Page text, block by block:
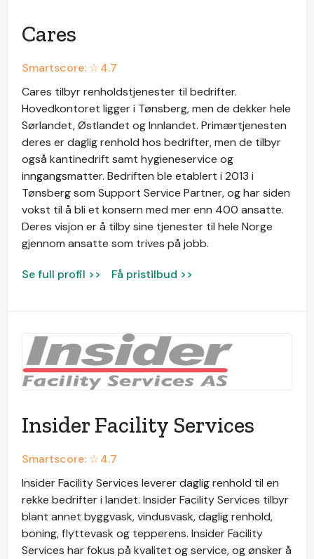
Cares
Smartscore: ☆4.7
Cares tilbyr renholdstjenester til bedrifter.
Hovedkontoret ligger i Tønsberg, men de dekker hele
Sørlandet, Østlandet og Innlandet. Primærtjenesten
deres er daglig renhold hos bedrifter, men de tilbyr
også kantinedrift samt hygieneservice og
inngangsmatter. Bedriften ble etablert i 2013 i
Tønsberg som Support Service Partner, og har siden
vokst til å bli et konsern med mer enn 400 ansatte.
Deres visjon er å tilby sine tjenester til hele Norge
gjennom ansatte som trives på jobb.
Se full profil >> Få pristilbud >>
Insider Facility Services
Smartscore: ☆4.7
Insider Facility Services leverer daglig renhold til en
rekke bedrifter i landet. Insider Facility Services tilbyr
blant annet byggvask, vindusvask, daglig renhold,
boning, flyttevask og tepperens. Insider Facility
Services har fokus på kvalitet og service, og ønsker å